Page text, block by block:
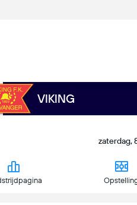
VIKING
zaterdag,